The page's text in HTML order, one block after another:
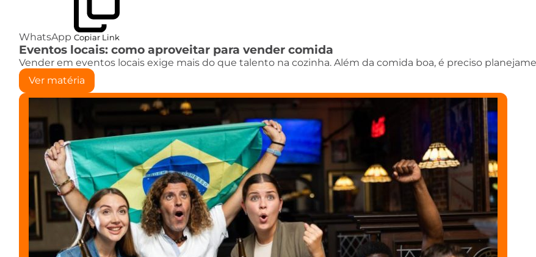
WhatsApp Copiar Link
Eventos locais: como aproveitar para vender comida
Vender em eventos locais exige mais do que talento na cozinha. Além da comida boa, é preciso
Ver matéria